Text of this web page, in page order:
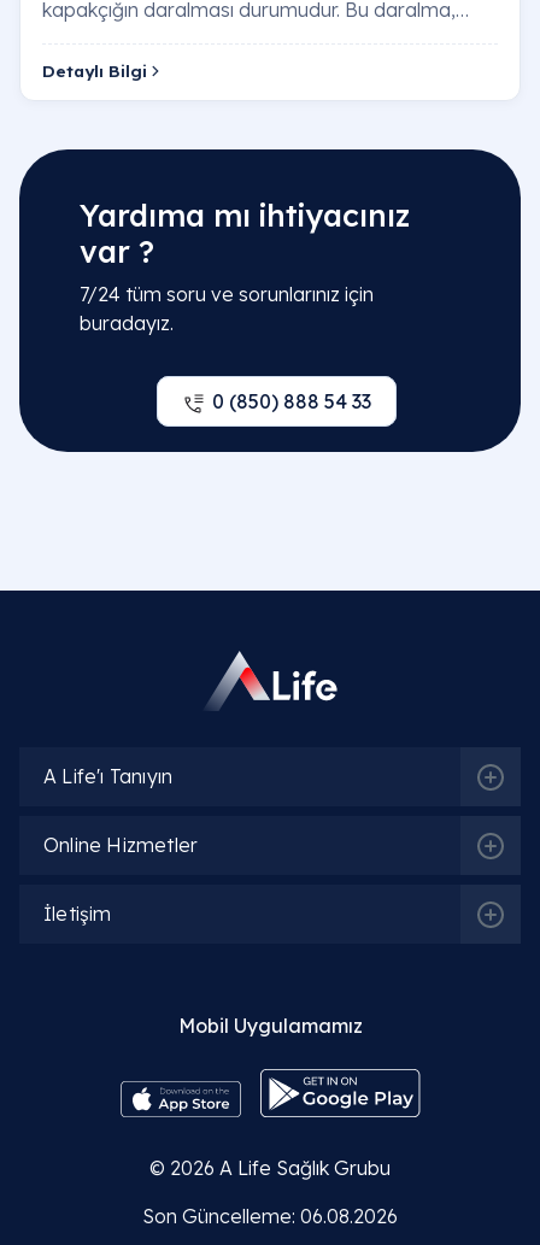
kapakçığın daralması durumudur. Bu daralma,
kalbin vücuda kan pompalamasını zorlaştırır ve…
Detaylı Bilgi
Yardıma mı ihtiyacınız
var ?
7/24 tüm soru ve sorunlarınız için
buradayız.
0 (850) 888 54 33
A Life'ı Tanıyın
Online Hizmetler
İletişim
Mobil Uygulamamız
© 2026 A Life Sağlık Grubu
Son Güncelleme: 06.08.2026